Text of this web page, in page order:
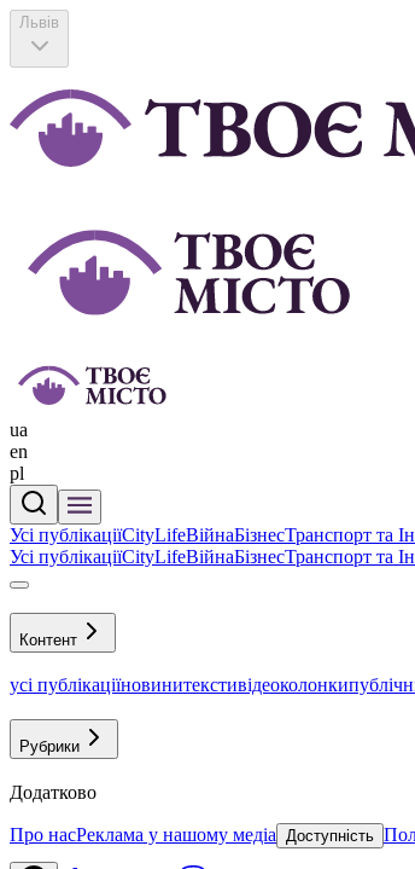
Львів
ua
en
pl
Усі публікаціїCityLifeВійнаБізнесТранспорт та
Усі публікаціїCityLifeВійнаБізнесТранспорт та
Контент
усі публікаціїновинитекстивідеоколонки
Рубрики
Додатково
Про насРеклама у нашому медіа Доступність